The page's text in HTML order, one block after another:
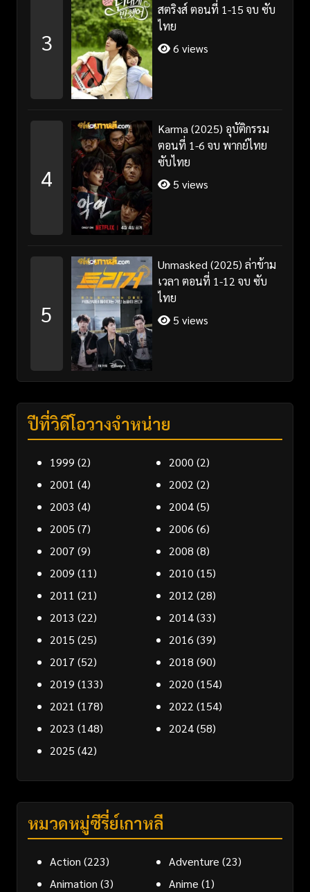
3
สตริงส์ ตอนที่ 1-15 จบ ซับ
ไทย
6 views
4
Karma (2025) อุบัติกรรม
ตอนที่ 1-6 จบ พากย์ไทย
ซับไทย
5 views
5
Unmasked (2025) ล่าข้าม
เวลา ตอนที่ 1-12 จบ ซับ
ไทย
5 views
ปีที่วิดีโอวางจำหน่าย
1999 (2) 2000 (2)
2001 (4) 2002 (2)
2003 (4) 2004(5)
2005 (7) 2006 (6)
2007 (9) 2008 (8)
2009 (11) 2010 (15)
2011 (21) 2012 (28)
2013 (22) 2014(33)
2015 (25) 2016 (39)
2017 (52) 2018 (90)
2019 (133) 2020 (154)
2021 (178) 2022 (154)
2023 (148) 2024(58)
2025 (42)
หมวดหมู่ซีรี่ย์เกาหลี
Action (223) Adventure (23)
Animation (3) Anime (1)